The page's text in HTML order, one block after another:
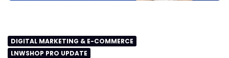
DIGITAL MARKETING & E-COMMERCE
LNWSHOP PRO UPDATE